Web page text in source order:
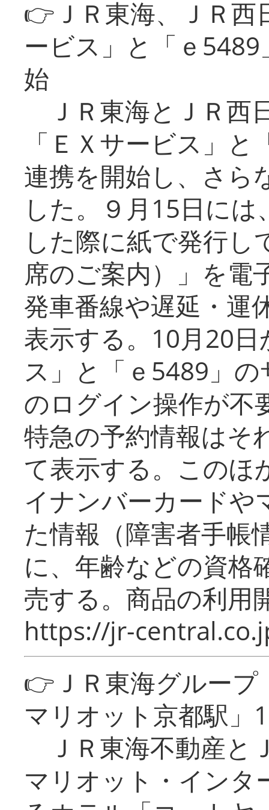
👉ＪＲ東海、ＪＲ
ービス」と「ｅ
始
ＪＲ東海とＪＲ西
「ＥＸサービス」
連携を開始し、さら
した。９月15日に
した際に紙で発行し
席のご案内）」を電
発車番線や遅延・運
表示する。10月20
ス」と「ｅ5489」
のログイン操作が不
特急の予約情報はそ
て表示する。このほ
イナンバーカードや
た情報（障害者手帳
に、年齢などの資格
売する。商品の利用
https://jr-
👉ＪＲ東海グルー
マリオット京都駅」
ＪＲ東海不動産と
マリオット・インタ